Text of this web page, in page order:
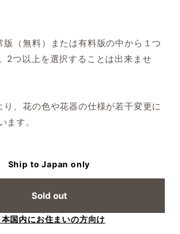
版（無料）または有料版の中から１つ
2つ以上を選択することは出来ませ
り、花の色や花器の仕様が若干変更に
ます。
Ship to Japan only
Sold out
本国内にお住まいの方向け